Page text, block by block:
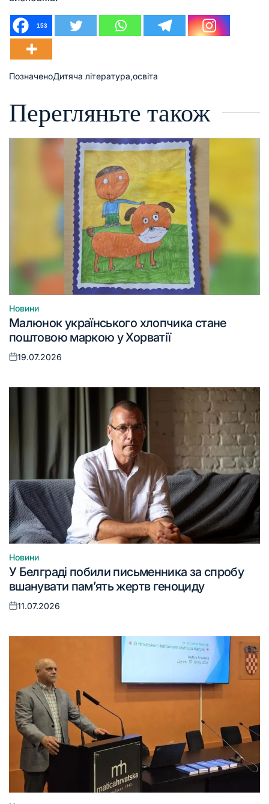
153
ПозначеноДитяча література,освіта
Перегляньте також
Опублікувати
у
Новини
Малюнок українського хлопчика стане
поштовою маркою у Хорватії
Оприлюднено
19.07.2026
Опублікувати
у
Новини
У Белграді побили письменника за спробу
вшанувати пам’ять жертв геноциду
Оприлюднено
11.07.2026